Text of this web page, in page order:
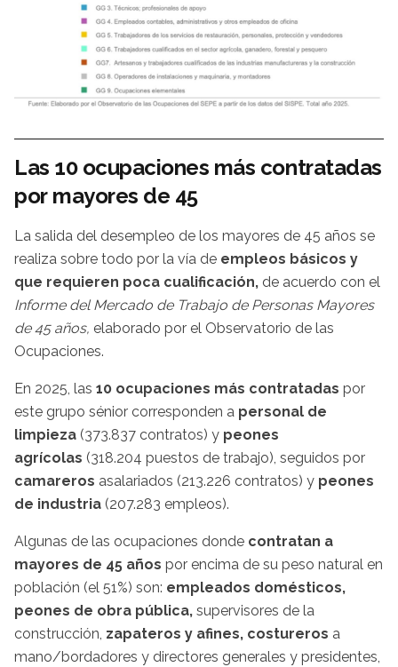
Las 10 ocupaciones más contratadas
por mayores de 45
La salida del desempleo de los mayores de 45 años se
realiza sobre todo por la vía de empleos básicos y
que requieren poca cualificación, de acuerdo con el
Informe del Mercado de Trabajo de Personas Mayores
de 45 años, elaborado por el Observatorio de las
Ocupaciones.
En 2025, las 10 ocupaciones más contratadas por
este grupo sénior corresponden a personal de
limpieza (373.837 contratos) y peones
agrícolas (318.204 puestos de trabajo), seguidos por
camareros asalariados (213.226 contratos) y peones
de industria (207.283 empleos).
Algunas de las ocupaciones donde contratan a
mayores de 45 años por encima de su peso natural en
población (el 51%) son: empleados domésticos,
peones de obra pública, supervisores de la
construcción, zapateros y afines, costureros a
mano/bordadores y directores generales y presidentes,